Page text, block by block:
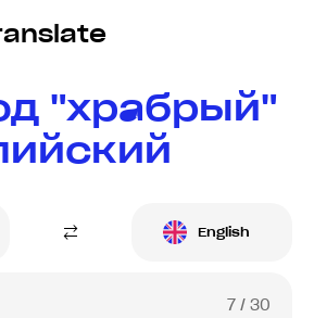
"храбрый"
English
7 / 30